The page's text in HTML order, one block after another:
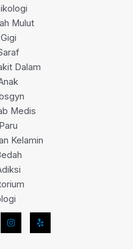
Mulut
Dalam
Medis
Kelamin